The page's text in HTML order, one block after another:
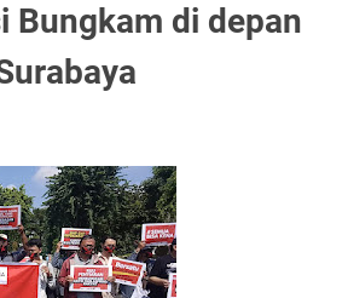
Bungkam di depan